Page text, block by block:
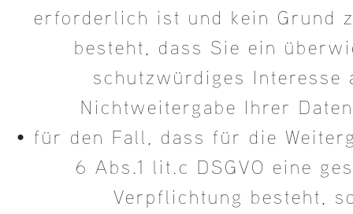
erforderlich ist und kein Grund
besteht, dass Sie ein
schutzwürdiges Interesse
Nichtweitergabe Ihrer
• für den Fall, dass für die
6 Abs.1 lit.c DSGVO eine
Verpflichtung besteht,